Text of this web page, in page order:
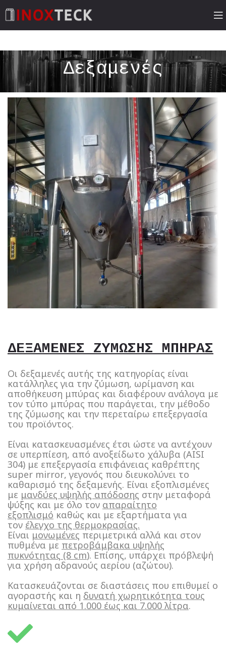
Δεξαμενές
ΔΕΞΑΜΕΝΕΣ ΖΥΜΩΣΗΣ ΜΠΗΡΑΣ
Οι δεξαμενές αυτής της κατηγορίας είναι
κατάλληλες για την ζύμωση, ωρίμανση και
αποθήκευση μπύρας και διαφέρουν ανάλογα με
τον τύπο μπύρας που παράγεται, την μέθοδο
της ζύμωσης και την περεταίρω επεξεργασία
του προϊόντος.
Είναι κατασκευασμένες έτσι ώστε να αντέχουν
σε υπερπίεση, από ανοξείδωτο χάλυβα (AISI
304) με επεξεργασία επιφάνειας καθρέπτης
super mirror, γεγονός που διευκολύνει το
καθαρισμό της δεξαμενής. Είναι εξοπλισμένες
με μανδύες υψηλής απόδοσης στην μεταφορά
ψύξης και με όλο τον απαραίτητο
εξοπλισμό καθώς και με εξαρτήματα για
τον έλεγχο της θερμοκρασίας.
Είναι μονωμένες περιμετρικά αλλά και στον
πυθμένα με πετροβάμβακα υψηλής
πυκνότητας (8 cm). Επίσης, υπάρχει πρόβλεψή
για χρήση αδρανούς αερίου (αζώτου).
Κατασκευάζονται σε διαστάσεις που επιθυμεί ο
αγοραστής και η δυνατή χωρητικότητα τους
κυμαίνεται από 1.000 έως και 7.000 λίτρα.